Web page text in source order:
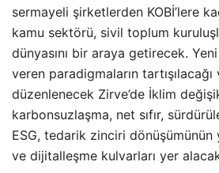
sermayeli şirketlerden KOBİ’lere
kamu sektörü, sivil toplum
dünyasını bir araya getirecek.
veren paradigmaların
düzenlenecek Zirve’de İklim
karbonsuzlaşma, net sıfır,
ESG, tedarik zinciri dönüşümünün
ve dijitalleşme kulvarları yer